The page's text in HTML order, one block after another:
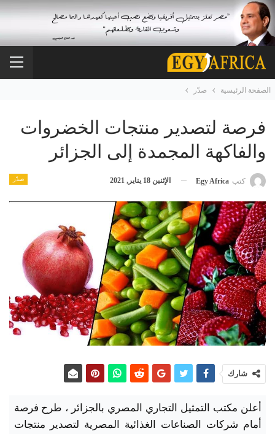
الصفحة الرئيسية صدّر
فرصة لتصدير منتجات الخضروات
والفاكهة المجمدة إلى الجزائر
صدّر كتب Egy Africa الإثنين 18 يناير, 2021
شارك
أعلن مكتب التمثيل التجاري المصري بالجزائر ، طرح فرصة
أمام شركات الصناعات الغذائية المصرية لتصدير منتجات